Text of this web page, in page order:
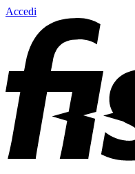
Accedi